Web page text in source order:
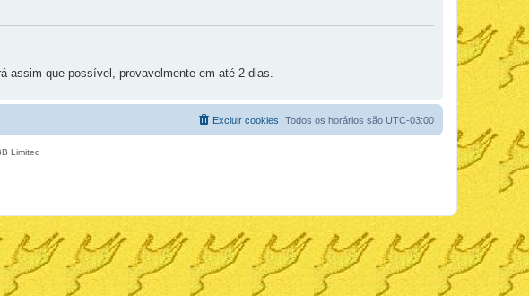
assim que possível, provavelmente em até 2 dias.
Todos os horários são UTC-03:00
Excluir cookies
Limited